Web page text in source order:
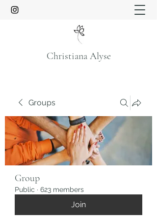
Christiana Alyse
Groups
Group
Public · 623 members
Join